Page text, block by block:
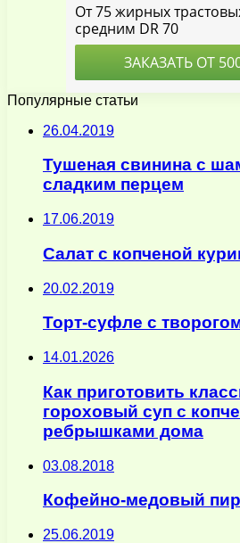
Популярные статьи
26.04.2019
Тушеная свинина с
сладким перцем
17.06.2019
Салат с копченой
20.02.2019
Торт-суфле с
14.01.2026
Как приготовить
гороховый суп с
ребрышками дома
03.08.2018
Кофейно-медовый
25.06.2019